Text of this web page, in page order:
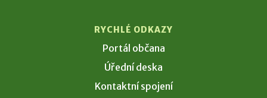
RYCHLÉ ODKAZY
Portál občana
Úřední deska
Kontaktní spojení